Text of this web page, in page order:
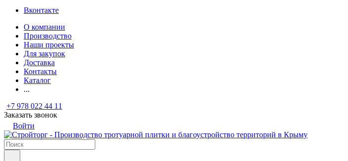
Вконтакте
О компании
Производство
Наши проекты
Для закупок
Доставка
Контакты
Каталог
...
+7 978 022 44 11
Заказать звонок
Войти